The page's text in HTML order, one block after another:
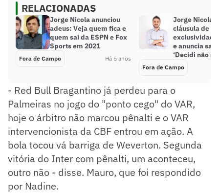
RELACIONADAS
Jorge Nicola anunciou
adeus: Veja quem fica e
quem sai da ESPN e Fox
Sports em 2021
Fora de Campo Há 5 anos
Jorge Nicola
cláusula de
exclusividade
e anuncia
‘Decidi não
Fora de Campo
- Red Bull Bragantino já perdeu para o
Palmeiras no jogo do "ponto cego" do VAR,
hoje o árbitro não marcou pênalti e o VAR
intervencionista da CBF entrou em ação. A
bola tocou vá barriga de Weverton. Segunda
vitória do Inter com pênalti, um aconteceu,
outro não - disse. Mauro, que foi respondido
por Nadine.